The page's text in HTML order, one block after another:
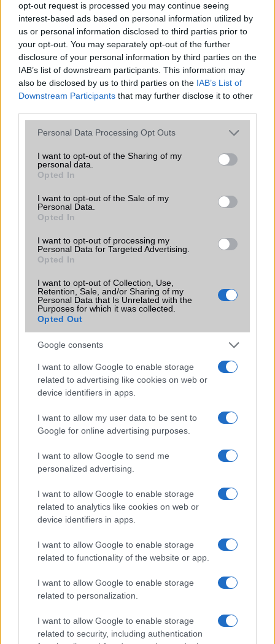
opt-out request is processed you may continue seeing
interest-based ads based on personal information utilized by
us or personal information disclosed to third parties prior to
your opt-out. You may separately opt-out of the further
disclosure of your personal information by third parties on the
IAB’s list of downstream participants. This information may
also be disclosed by us to third parties on the IAB’s List of
Downstream Participants that may further disclose it to other
Please note that this website/app uses one or more Google
not limited to your visit or usage behaviour. You may click to
grant or deny consent to Google and its third-party tags to
use your data for below specified purposes in below Google
consent section.
Personal Data Processing Opt Outs
I want to opt-out of the Sharing of my
personal data.
Opted In
I want to opt-out of the Sale of my
Personal Data.
Opted In
I want to opt-out of processing my
Personal Data for Targeted Advertising.
Opted In
I want to opt-out of Collection, Use,
Retention, Sale, and/or Sharing of my
Personal Data that Is Unrelated with the
Purposes for which it was collected.
Opted Out
Google consents
I want to allow Google to enable storage
related to advertising like cookies on web or
device identifiers in apps.
I want to allow my user data to be sent to
Google for online advertising purposes.
I want to allow Google to send me
personalized advertising.
I want to allow Google to enable storage
related to analytics like cookies on web or
device identifiers in apps.
I want to allow Google to enable storage
related to functionality of the website or app.
I want to allow Google to enable storage
related to personalization.
I want to allow Google to enable storage
related to security, including authentication
Office alkalmazások alap szolgáltatás
Iránytũ ecompass
Extrák Nincs
EGYÉB
Vibra jelzés alap szolgáltatás
SIM típus nanoSIM
SIM-ek száma 2
Flight mode
Terület Globális
(normál), 800 nits (HBM), 1300
nits (csúcs)
felszereltségû változat!
Védelem IP68
SAR
N/A = Nincs adat. Legutóbbi frissítés: 2026-07-13 19:00:00
Új és Használt GSM kiemelt ajánlatok
Apple iPhone 17 Pro
447.000 Ft (új)